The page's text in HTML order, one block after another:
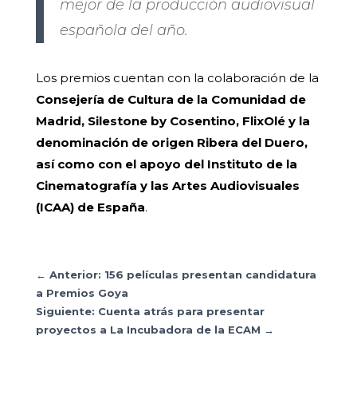
mejor de la producción audiovisual
española del año.
Los premios cuentan con la colaboración de la
Consejería de Cultura de la Comunidad de
Madrid, Silestone by Cosentino, FlixOlé y la
denominación de origen Ribera del Duero,
así como con el apoyo del Instituto de la
Cinematografía y las Artes Audiovisuales
(ICAA) de España.
← Anterior: 156 películas presentan candidatura
a Premios Goya
Siguiente: Cuenta atrás para presentar
proyectos a La Incubadora de la ECAM →